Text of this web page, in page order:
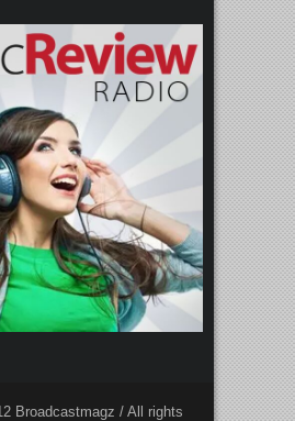
Broadcastmagz / All rights